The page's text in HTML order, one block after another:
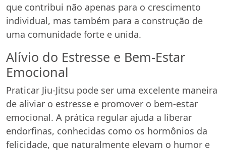
que contribui não apenas para o crescimento
individual, mas também para a construção de
uma comunidade forte e unida.
Alívio do Estresse e Bem-Estar
Emocional
Praticar Jiu-Jitsu pode ser uma excelente maneira
de aliviar o estresse e promover o bem-estar
emocional. A prática regular ajuda a liberar
endorfinas, conhecidas como os hormônios da
felicidade, que naturalmente elevam o humor e